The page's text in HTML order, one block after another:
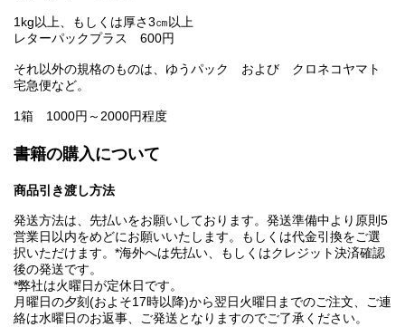
1kg以上、もしくは厚さ3㎝以上
レターパックプラス 600円
それ以外の規格のものは、ゆうパック および クロネコヤマト
宅急便など。
1箱 1000円～2000円程度
書籍の購入について
商品引き渡し方法
発送方法は、先払いをお願いしております。発送準備中より原則5
営業日以内をめどにお願いいたします。もしくは代金引換をご選
択いただけます。*海外へは先払い、もしくはクレジット決済確認
後の発送です。
*弊社は火曜日が定休日です。
月曜日の夕刻(およそ17時以降)から翌日火曜日までのご注文、ご連
絡は水曜日のお返事、ご発送となりますのでご了承ください。